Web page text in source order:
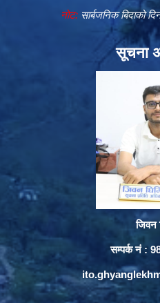
नोट:सार्बजनिक बिदाको
सूचना
जिवन
सम्पर्क नं :